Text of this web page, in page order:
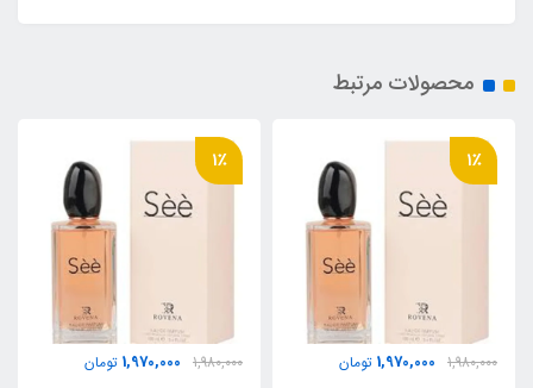
محصولات مرتبط
1٪
1,980,000
1,970,000 تومان
1٪
1,980,000
1,970,000 تومان